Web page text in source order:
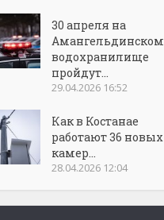
30 апреля на
Амангельдинском
водохранилище
пройдут...
29.04.2026 16:52
Как в Костанае
работают 36 новых
камер...
28.04.2026 12:04